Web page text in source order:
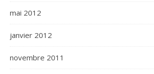
mai 2012
janvier 2012
novembre 2011